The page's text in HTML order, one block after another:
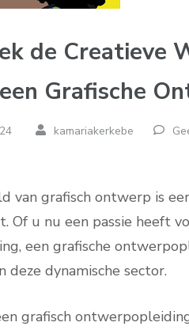
de Creatieve
Grafische
kamariakerkebe
van grafisch ontwerp is
Of u nu een passie heeft
een grafische
deze dynamische sector.
grafisch